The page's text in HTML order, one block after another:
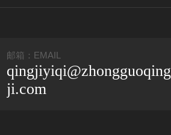
邮箱：EMAIL
qingjiyiqi@zhongguoqing
ji.com